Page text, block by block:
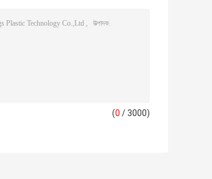
(0 / 3000)